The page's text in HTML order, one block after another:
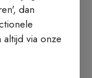
verloren
dan
altijd via onze